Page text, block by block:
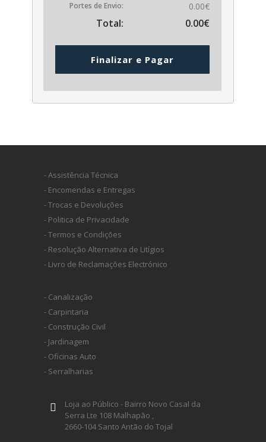
Portes de Envio: 0.00€
Total: 0.00€
Finalizar e Pagar
- Assistência Técnica
- Encomendas e Entregas
- Trocas e Devoluções
- Politica de Privacidade
- Termos e Condições
- Resolução Alternativa de Litígios
- Livro de Reclamações Electrónico
- Canalização
- Carpintaria
- Construção Civil
- Jardinagem
- Oficinas Auto
- Serralharias
Loja ao Público - Bairro Novo Casal da
Serra Lte 108 Malhapão ,
2660-104 Santo Antão do Tojal